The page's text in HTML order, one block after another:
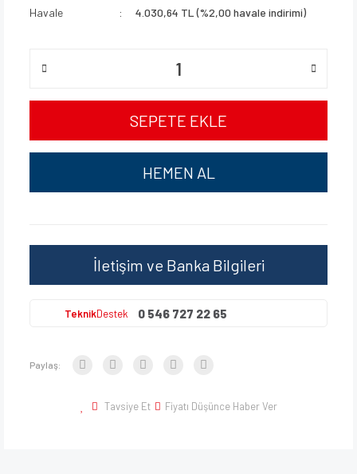
Havale
4.030,64 TL (%2,00 havale indirimi)
SEPETE EKLE
HEMEN AL
İletişim ve Banka Bilgileri
TeknikDestek 0 546 727 22 65
Paylaş:
Tavsiye Et Fiyatı Düşünce Haber Ver